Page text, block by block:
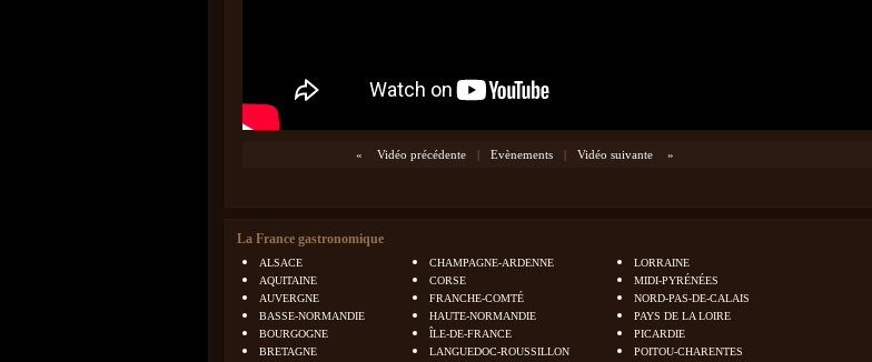
« Vidéo précédente | Evènements | Vidéo suivante »
La France gastronomique
ALSACE
AQUITAINE
AUVERGNE
BASSE-NORMANDIE
BOURGOGNE
BRETAGNE
CHAMPAGNE-ARDENNE
CORSE
FRANCHE-COMTÉ
HAUTE-NORMANDIE
ÎLE-DE-FRANCE
LANGUEDOC-ROUSSILLON
LORRAINE
MIDI-PYRÉNÉES
NORD-PAS-DE-CALAIS
PAYS DE LA LOIRE
PICARDIE
POITOU-CHARENTES